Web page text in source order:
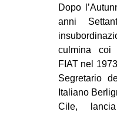
Dopo
anni
culmina coi
FIAT nel
Segretario
Italiano
Cile,